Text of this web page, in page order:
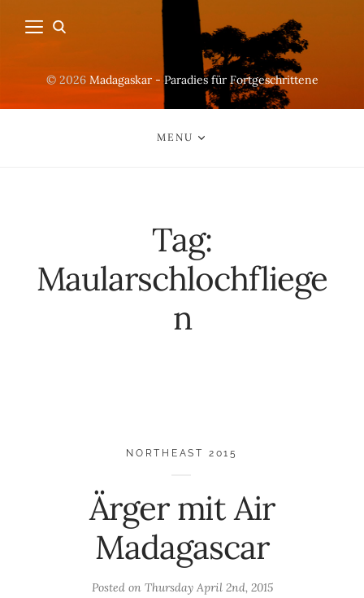
© 2026 Madagaskar - Paradies für Fortgeschrittene
MENU
Tag:
Maularschlochfliege
n
NORTHEAST 2015
Ärger mit Air
Madagascar
Posted on Thursday April 2nd, 2015